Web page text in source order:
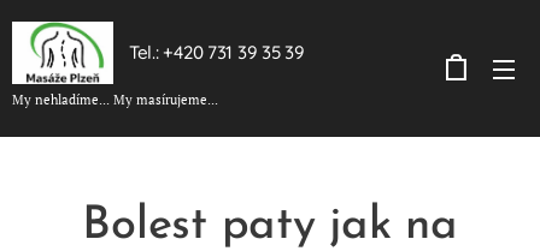
Tel.: +420 731 39 35 39
My nehladíme... My masírujeme...
Bolest paty jak na